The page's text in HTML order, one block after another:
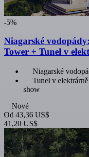
-5%
Niagarské
Tower + Tunel v
Niagarské
Tunel v
show
Nové
Od 43,36 US$
41,20 US$